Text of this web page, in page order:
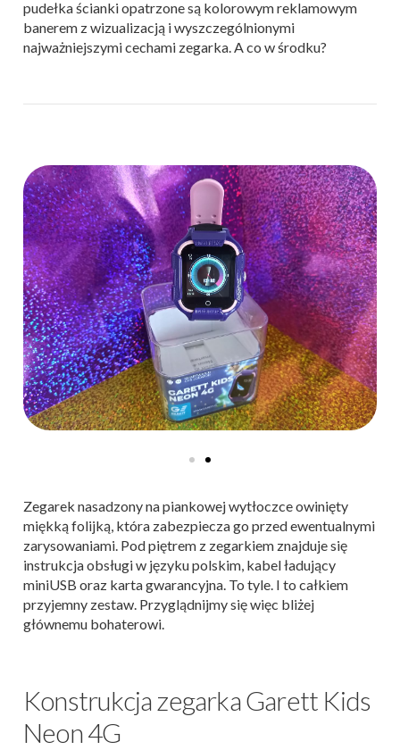
pudełka ścianki opatrzone są kolorowym reklamowym
banerem z wizualizacją i wyszczególnionymi
najważniejszymi cechami zegarka. A co w środku?
Zegarek nasadzony na piankowej wytłoczce owinięty
miękką folijką, która zabezpiecza go przed ewentualnymi
zarysowaniami. Pod piętrem z zegarkiem znajduje się
instrukcja obsługi w języku polskim, kabel ładujący
miniUSB oraz karta gwarancyjna. To tyle. I to całkiem
przyjemny zestaw. Przyglądnijmy się więc bliżej
głównemu bohaterowi.
Konstrukcja zegarka Garett Kids
Neon 4G